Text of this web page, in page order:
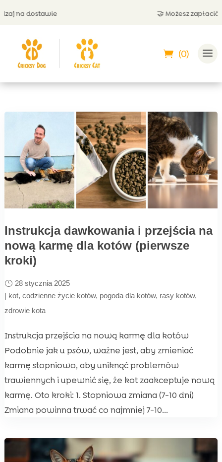
🤝 Możesz zapłacić przy
(0)
Instrukcja dawkowania i przejścia na
nową karmę dla kotów (pierwsze
kroki)
28 stycznia 2025
| kot, codzienne życie kotów, pogoda dla kotów, rasy kotów,
zdrowie kota
Instrukcja przejścia na nową karmę dla kotów
Podobnie jak u psów, ważne jest, aby zmieniać
karmę stopniowo, aby uniknąć problemów
trawiennych i upewnić się, że kot zaakceptuje nową
karmę. Oto kroki: 1. Stopniowa zmiana (7-10 dni)
Zmiana powinna trwać co najmniej 7-10...